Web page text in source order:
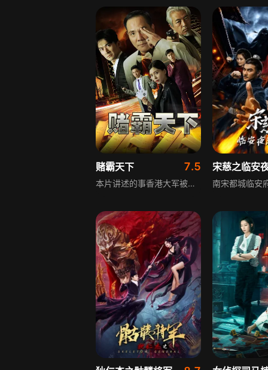
赌霸天下 7.5
本片讲述的事香港大军被赌侠打败后逃到大陆，失去超能力的大军遭到了仇家追杀，在逃亡的过程中被谢泽的父亲谢天华救下，两人成为兄弟，刘青儿是高进的私生女，刘青儿同父异母的弟弟刘浩山陷入了谢泽的圈套，谢泽心狠手辣硬是将浩山的手砍下，刘青儿决定与好友barry和温友华一同前往山城救出自己的弟弟，熟知，一场更大的阴谋笼罩在他们周围......
宋慈之临安